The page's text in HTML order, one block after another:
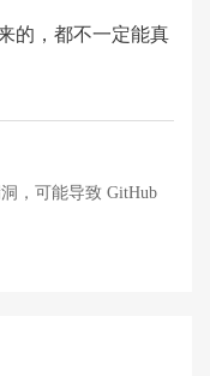
的，都不一定能真
，可能导致 GitHub